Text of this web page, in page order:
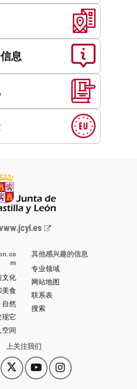
息
门
m
文化
美食
自然
现它
空间
其他感兴趣的信息
专业领域
网站地图
联系表
搜索
上关注我们
此
链
YouTube
此
链
Instagram
此
链